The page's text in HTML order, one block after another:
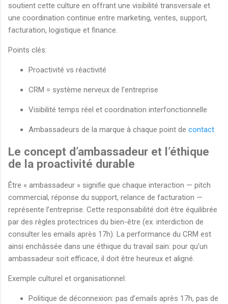
soutient cette culture en offrant une visibilité transversale et
une coordination continue entre marketing, ventes, support,
facturation, logistique et finance.
Points clés:
Proactivité vs réactivité
CRM = système nerveux de l’entreprise
Visibilité temps réel et coordination interfonctionnelle
Ambassadeurs de la marque à chaque point de contact
Le concept d’ambassadeur et l’éthique
de la proactivité durable
Être « ambassadeur » signifie que chaque interaction — pitch
commercial, réponse du support, relance de facturation —
représente l’entreprise. Cette responsabilité doit être équilibrée
par des règles protectrices du bien-être (ex. interdiction de
consulter les emails après 17h). La performance du CRM est
ainsi enchâssée dans une éthique du travail sain: pour qu’un
ambassadeur soit efficace, il doit être heureux et aligné.
Exemple culturel et organisationnel:
Politique de déconnexion: pas d’emails après 17h, pas de